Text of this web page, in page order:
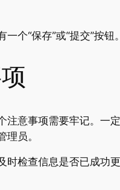
一个“保存”或“提交”按
注意事项需要牢记。一
理员。
时检查信息是否已成功